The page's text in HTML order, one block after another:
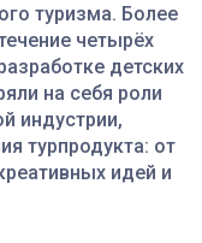
туризма. Более
четырёх
детских
на себя роли
индустрии,
турпродукта: от
идей и